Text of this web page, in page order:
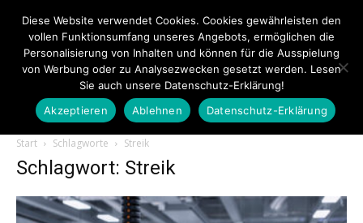
Touristiknews.de
Start Schlagworte Streik
Schlagwort: Streik
Diese Website verwendet Cookies. Cookies gewährleisten den
vollen Funktionsumfang unseres Angebots, ermöglichen die
Personalisierung von Inhalten und können für die Ausspielung
von Werbung oder zu Analysezwecken gesetzt werden. Lesen
Sie auch unsere Datenschutz-Erklärung!
Akzeptieren
Ablehnen Datenschutz-Erklärung